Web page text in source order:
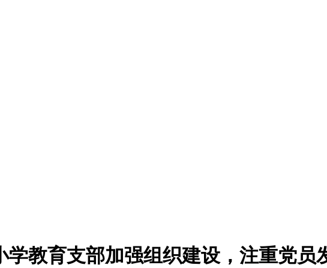
学教育支部加强组织建设，注重党员